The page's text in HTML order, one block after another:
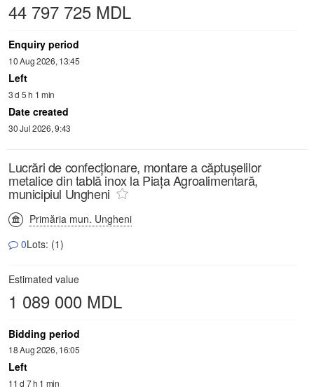
44 797 725 MDL
Enquiry period
10 Aug 2026, 13:45
Left
3 d 5 h 1 min
Date created
30 Jul 2026, 9:43
Lucrări de confecționare, montare a căptușelilor
metalice din tablă inox la Piața Agroalimentară,
municipiul Ungheni
Primăria mun. Ungheni
0Lots: (1)
Estimated value
1 089 000 MDL
Bidding period
18 Aug 2026, 16:05
Left
11 d 7 h 1 min